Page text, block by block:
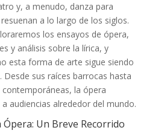
y, a menudo, danza para
a lo largo de los siglos.
los ensayos de ópera,
y análisis sobre la lírica, y
esta forma de arte sigue siendo
Desde sus raíces barrocas hasta
la ópera
audiencias alrededor del mundo.
Ópera: Un Breve Recorrido